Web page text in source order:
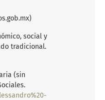
social y
tradicional.
(sin